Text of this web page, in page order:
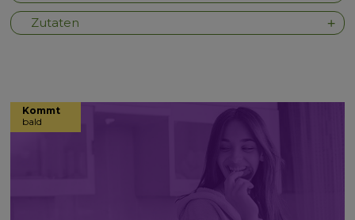
Zutaten
Kommt
bald